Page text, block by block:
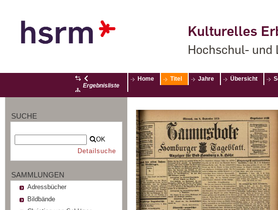
Kulturelles
Hochschul- und
Ergebnisliste
Home Titel Jahre Übersicht
SUCHE
OK
Detailsuche
SAMMLUNGEN
Adressbücher
Bildbände